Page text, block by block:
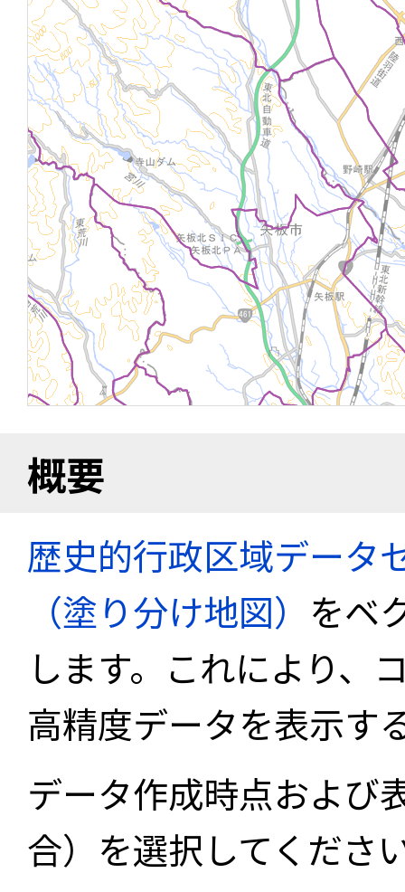
概要
歴史的行政区域データ
（塗り分け地図） をベ
します。これにより、
高精度データを表示す
データ作成時点および
合）を選択してくださ